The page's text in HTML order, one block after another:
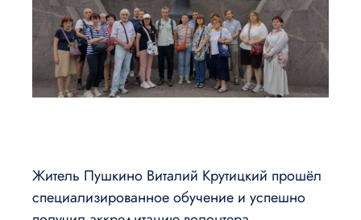
Житель Пушкино Виталий Крутицкий прошёл
специализированное обучение и успешно